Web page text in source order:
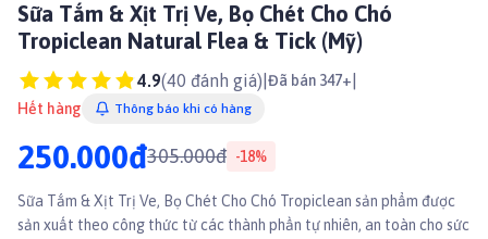
Sữa Tắm & Xịt Trị Ve, Bọ Chét Cho Chó
Tropiclean Natural Flea & Tick (Mỹ)
4.9(40 đánh giá) Đã bán 347+
Hết hàng Thông báo khi có hàng
250.000đ305.000đ -18%
Sữa Tắm & Xịt Trị Ve, Bọ Chét Cho Chó Tropiclean sản phẩm được
sản xuất theo công thức từ các thành phần tự nhiên, an toàn cho sức